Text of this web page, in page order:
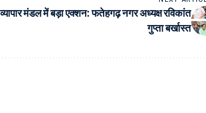
व्यापार मंडल में बड़ा एक्शन: फतेहगढ़ नगर अध्यक्ष रविकांत
गुप्ता बर्खास्त